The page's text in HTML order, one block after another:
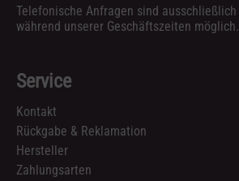
Telefonische Anfragen sind ausschließlich
während unserer Geschäftszeiten möglich.
Service
Kontakt
Rückgabe & Reklamation
Hersteller
Zahlungsarten